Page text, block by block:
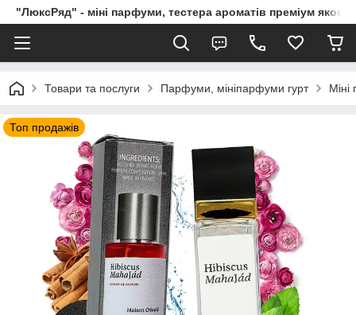
"ЛюксРяд" - міні парфуми, тестера ароматів преміум
Товари та послуги Парфуми, мініпарфуми гурт
Топ продажів